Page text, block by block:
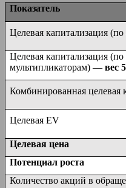
Показатель
Целевая капитализация
Целевая капитализация
мультипликаторам) —вес
Комбинированная целевая
Целевая EV
Целевая цена
Потенциал роста
Количество акций в